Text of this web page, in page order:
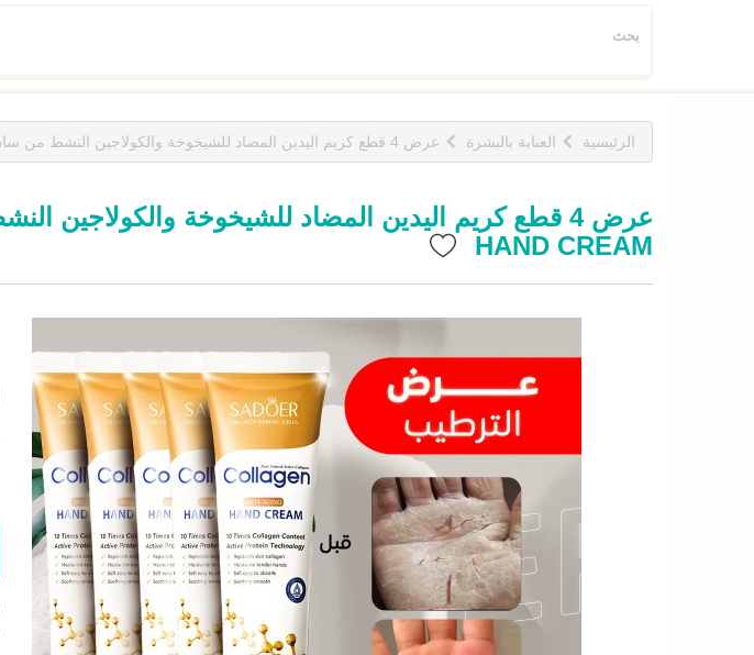
الرئيسية العناية بالبشرة عرض 4 قطع كريم اليدين المضاد للشيخوخة والكولاجين النشط من سادوير ANTI AGING COLLAGEN HAND CREAM
HAND CREAM